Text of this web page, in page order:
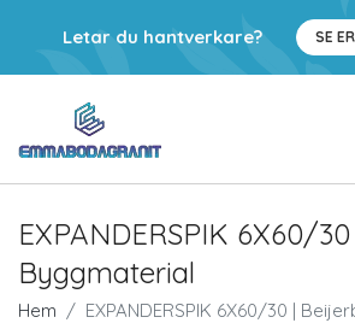
Letar du hantverkare? SE
EXPANDERSPIK 6X60/
Byggmaterial
Hem EXPANDERSPIK 6X60/30 |